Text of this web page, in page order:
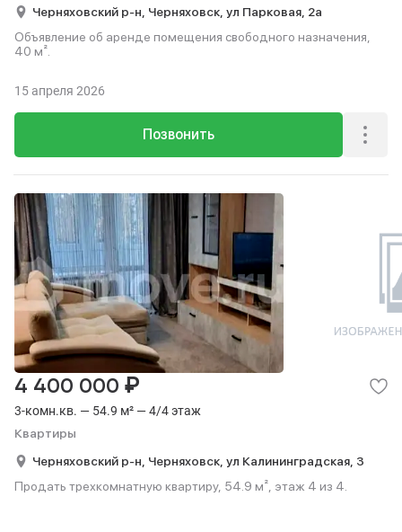
Черняховский р-н, Черняховск, ул Парковая, 2а
Объявление об аренде помещения свободного назначения,
40 м².
Позвонить
15 апреля 2026
3-комн.кв. — 54.9 м² — 4/4 этаж
Квартиры
4 400 000 ₽
Черняховский р-н, Черняховск, ул Калининградская, 3
Продать трехкомнатную квартиру, 54.9 м², этаж 4 из 4.